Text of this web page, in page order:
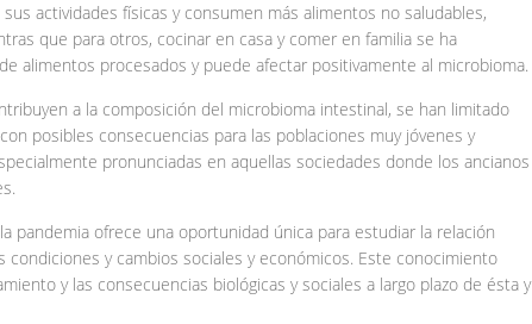
actividades físicas y consumen más alimentos no saludables,
que para otros, cocinar en casa y comer en familia se ha
alimentos procesados y puede afectar positivamente al microbioma.
a la composición del microbioma intestinal, se han limitado
posibles consecuencias para las poblaciones muy jóvenes y
pronunciadas en aquellas sociedades donde los ancianos
pandemia ofrece una oportunidad única para estudiar la relación
condiciones y cambios sociales y económicos. Este conocimiento
y las consecuencias biológicas y sociales a largo plazo de ésta y